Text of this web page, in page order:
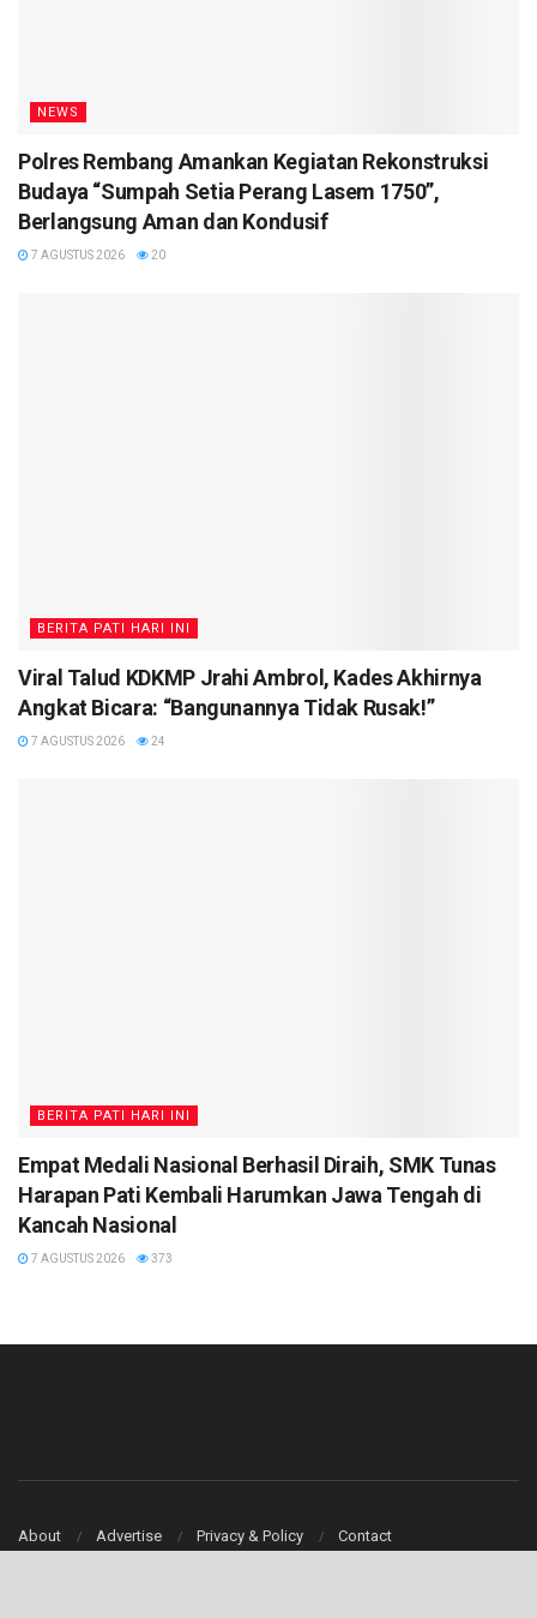
NEWS
Polres Rembang Amankan Kegiatan Rekonstruksi
Budaya “Sumpah Setia Perang Lasem 1750”,
Berlangsung Aman dan Kondusif
7 AGUSTUS 2026 20
BERITA PATI HARI INI
Viral Talud KDKMP Jrahi Ambrol, Kades Akhirnya
Angkat Bicara: “Bangunannya Tidak Rusak!”
7 AGUSTUS 2026 24
BERITA PATI HARI INI
Empat Medali Nasional Berhasil Diraih, SMK Tunas
Harapan Pati Kembali Harumkan Jawa Tengah di
Kancah Nasional
7 AGUSTUS 2026 373
About Advertise Privacy & Policy Contact